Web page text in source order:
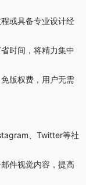
或具备专业设计经
时间，将精力集中
版权费，用户无需
、Twitter等社
件视觉内容，提高